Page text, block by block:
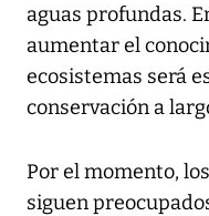
aguas profundas.
aumentar el
ecosistemas será
conservación a
Por el momento,
siguen